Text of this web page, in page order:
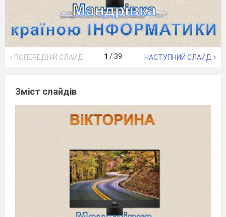
ПОПЕРЕДНІЙ СЛАЙД 1 /39 НАСТУПНИЙ СЛАЙД
Зміст слайдів